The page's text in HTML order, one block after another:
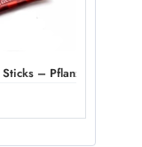
– Pflanzliche